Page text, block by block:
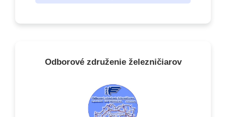
Odborové združenie železničiarov